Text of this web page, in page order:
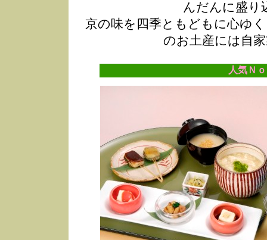
んだんに盛り
京の味を四季ともどもに心ゆ
のお土産には自
人気Ｎ